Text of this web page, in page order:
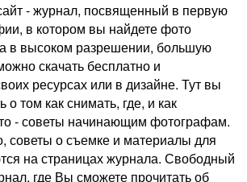
- журнал, посвященный в первую
в котором вы найдете фото
в высоком разрешении, большую
скачать бесплатно и
ресурсах или в дизайне. Тут вы
о том как снимать, где, и как
- советы начинающим фотографам.
советы о съемке и материалы для
на страницах журнала. Свободный
где Вы сможете прочитать об